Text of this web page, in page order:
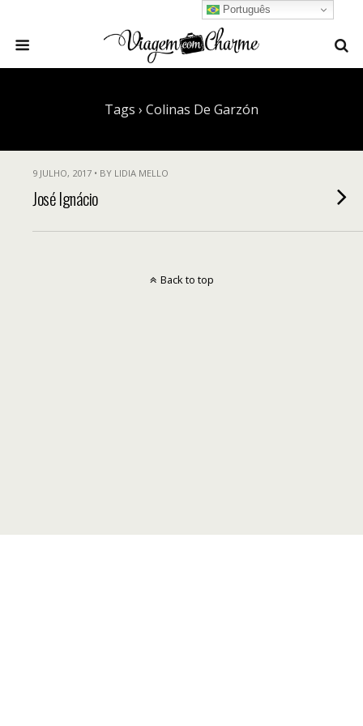
Tags › Colinas De Garzón
9 JULHO, 2017 • BY LIDIA MELLO
José Ignácio
Português
Back to top